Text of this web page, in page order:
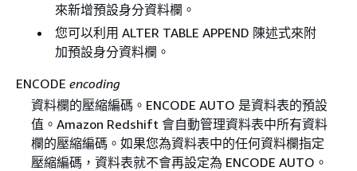
來新增預設身分資料欄。
您可以利用 ALTER TABLE APPEND 陳述式來附
加預設身分資料欄。
ENCODE encoding
資料欄的壓縮編碼。ENCODE AUTO 是資料表的預設
值。Amazon Redshift 會自動管理資料表中所有資料
欄的壓縮編碼。如果您為資料表中的任何資料欄指定
壓縮編碼，資料表就不會再設定為 ENCODE AUTO。